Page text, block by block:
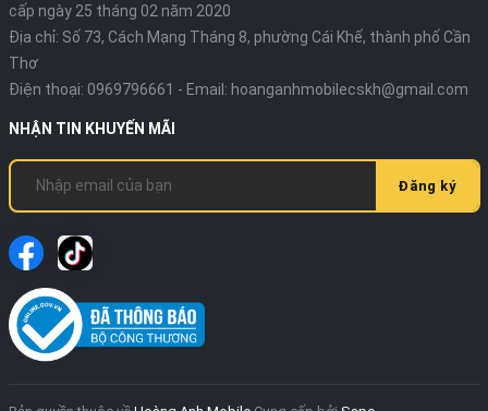
cấp ngày 25 tháng 02 năm 2020
Địa chỉ: Số 73, Cách Mạng Tháng 8, phường Cái Khế, thành phố Cần
Thơ
Điện thoại: 0969796661 - Email: hoanganhmobilecskh@gmail.com
NHẬN TIN KHUYẾN MÃI
Đăng ký